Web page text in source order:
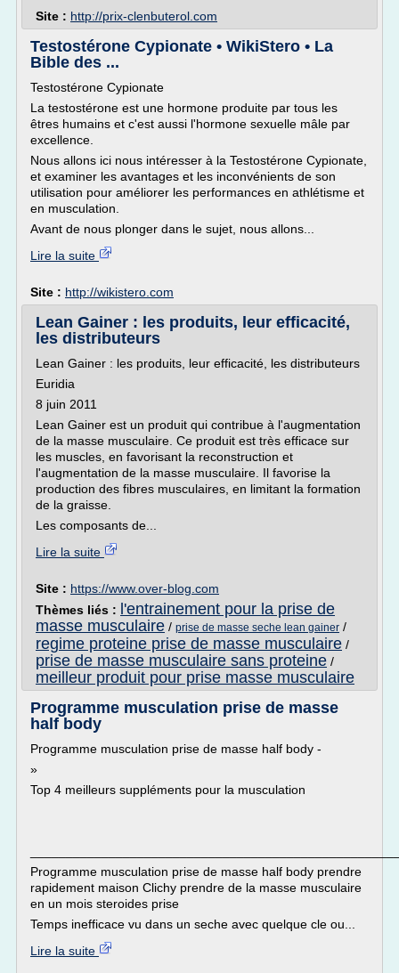
Site : http://prix-clenbuterol.com
Testostérone Cypionate • WikiStero • La
Bible des ...
Testostérone Cypionate
La testostérone est une hormone produite par tous les
êtres humains et c'est aussi l'hormone sexuelle mâle par
excellence.
Nous allons ici nous intéresser à la Testostérone Cypionate,
et examiner les avantages et les inconvénients de son
utilisation pour améliorer les performances en athlétisme et
en musculation.
Avant de nous plonger dans le sujet, nous allons...
Lire la suite
Site : http://wikistero.com
Lean Gainer : les produits, leur efficacité,
les distributeurs
Lean Gainer : les produits, leur efficacité, les distributeurs
Euridia
8 juin 2011
Lean Gainer est un produit qui contribue à l'augmentation
de la masse musculaire. Ce produit est très efficace sur
les muscles, en favorisant la reconstruction et
l'augmentation de la masse musculaire. Il favorise la
production des fibres musculaires, en limitant la formation
de la graisse.
Les composants de...
Lire la suite
Site : https://www.over-blog.com
Thèmes liés :
l'entrainement pour la prise de
masse musculaire / prise de masse seche lean gainer /
regime proteine prise de masse musculaire /
prise de masse musculaire sans proteine /
meilleur produit pour prise masse musculaire
Programme musculation prise de masse
half body
Programme musculation prise de masse half body -
»
Top 4 meilleurs suppléments pour la musculation
Programme musculation prise de masse half body prendre
rapidement maison Clichy prendre de la masse musculaire
en un mois steroides prise
Temps inefficace vu dans un seche avec quelque cle ou...
Lire la suite